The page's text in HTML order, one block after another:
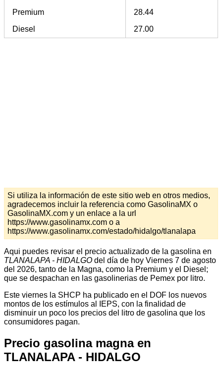
Premium
28.44
Diesel
27.00
Si utiliza la información de este sitio web en otros medios,
agradecemos incluir la referencia como GasolinaMX o
GasolinaMX.com y un enlace a la url
https://www.gasolinamx.com o a
https://www.gasolinamx.com/estado/hidalgo/tlanalapa
Aqui puedes revisar el precio actualizado de la gasolina en
TLANALAPA - HIDALGO del día de hoy Viernes 7 de agosto
del 2026, tanto de la Magna, como la Premium y el Diesel;
que se despachan en las gasolinerias de Pemex por litro.
Este viernes la SHCP ha publicado en el DOF los nuevos
montos de los estímulos al IEPS, con la finalidad de
disminuir un poco los precios del litro de gasolina que los
consumidores pagan.
Precio gasolina magna en
TLANALAPA - HIDALGO